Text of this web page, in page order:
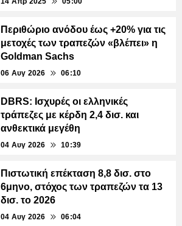
Περιθώριο ανόδου έως +20% για τις
μετοχές των τραπεζών «βλέπει» η
Goldman Sachs
06 Αυγ 2026 06:10
DBRS: Ισχυρές οι ελληνικές
τράπεζες με κέρδη 2,4 δισ. και
ανθεκτικά μεγέθη
04 Αυγ 2026 10:39
Πιστωτική επέκταση 8,8 δισ. στο
6μηνο, στόχος των τραπεζών τα 13
δισ. το 2026
04 Αυγ 2026 06:04